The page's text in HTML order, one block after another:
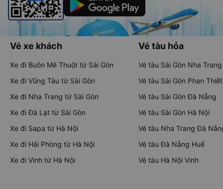
Vé xe khách
Xe đi Buôn Mê Thuột từ Sài Gòn
Xe đi Vũng Tàu từ Sài Gòn
Xe đi Nha Trang từ Sài Gòn
Xe đi Đà Lạt từ Sài Gòn
Xe đi Sapa từ Hà Nội
Xe đi Hải Phòng từ Hà Nội
Xe đi Vinh từ Hà Nội
Vé tàu hỏa
Vé tàu Sài Gòn Nha Trang
Vé tàu Sài Gòn Phan Thiết
Vé tàu Sài Gòn Đà Nẵng
Vé tàu Sài Gòn Hà Nội
Vé tàu Nha Trang Đà
Vé tàu Đà Nẵng Huế
Vé tàu Hà Nội Vinh